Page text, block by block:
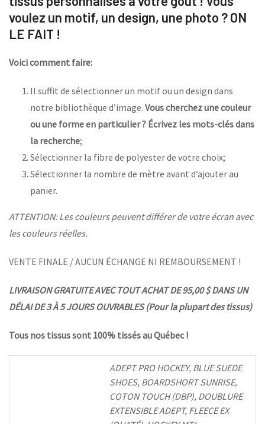
voulez un motif, un design, une photo ? ON
LE FAIT !
Voici comment faire:
Il suffit de sélectionner un motif ou un design dans
notre bibliothèque d’image. Vous cherchez une couleur
ou une forme en particulier ? Écrivez les mots-clés dans
la recherche;
Sélectionner la fibre de polyester de votre choix;
Sélectionner la nombre de mètre avant d’ajouter au
panier.
ATTENTION: Les couleurs peuvent différer de votre écran avec
les couleurs réelles.
VENTE FINALE / AUCUN ÉCHANGE NI REMBOURSEMENT !
LIVRAISON GRATUITE AVEC TOUT ACHAT DE 95,00 $ DANS UN
DÉLAI DE 3 À 5 JOURS OUVRABLES (Pour la plupart des tissus)
Tous nos tissus sont 100% tissés au Québec !
ADEPT PRO HOCKEY, BLUE SUEDE
SHOES, BOARDSHORT SUNRISE,
COTON TOUCH (DBP), DOUBLURE
EXTENSIBLE ADEPT, FLEECE EX